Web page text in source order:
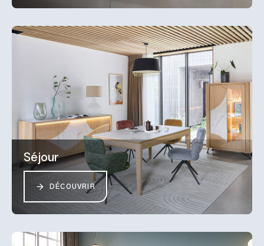
Séjour
DÉCOUVRIR